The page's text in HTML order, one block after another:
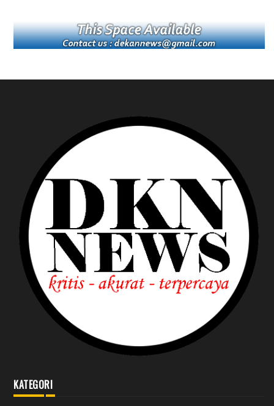
KATEGORI